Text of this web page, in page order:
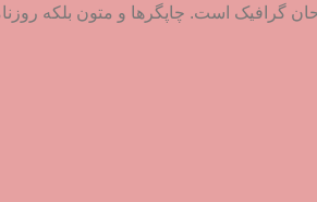
گرافیک است. چاپگرها و متون بلکه